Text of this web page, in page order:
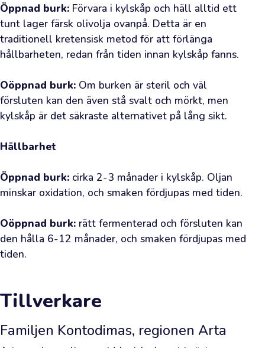
webbutik.
Vi
har
redan
på
ditt
besök.
Detta
din
direkta
till
olivodlarnas
lundar
möjlighet
skaffa
Öppnad burk: Förvara i kylskåp och häll alltid ett
tunt lager färsk olivolja ovanpå. Detta är en
traditionell kretensisk metod för att förlänga
hållbarheten, redan från tiden innan kylskåp fanns.
Oöppnad burk: Om burken är steril och väl
försluten kan den även stå svalt och mörkt, men
kylskåp är det säkraste alternativet på lång sikt.
Hållbarhet
Öppnad burk: cirka 2-3 månader i kylskåp. Oljan
minskar oxidation, och smaken fördjupas med tiden.
Oöppnad burk: rätt fermenterad och försluten kan
den hålla 6-12 månader, och smaken fördjupas med
tiden.
Tillverkare
Familjen Kontodimas, regionen Arta